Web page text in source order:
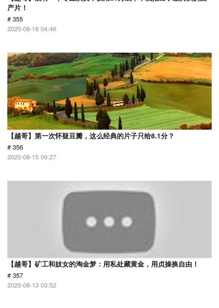
产片！
# 355
2020-08-18 04:46
【越哥】第一次怀疑豆瓣，这么经典的片子只给8.1分？
# 356
2020-08-15 09:27
【越哥】矿工和妓女的淘金梦：用私处藏黄金，用贞操换自由！
# 357
2020-08-13 03:52